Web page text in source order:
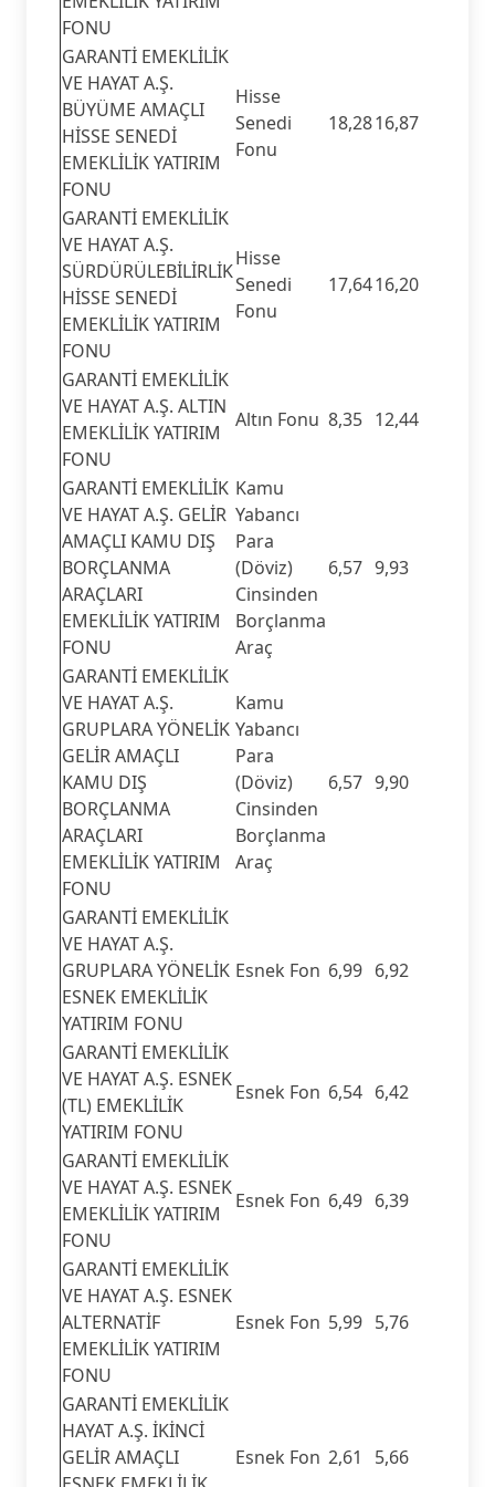
FONU
GARANTİ EMEKLİLİK
VE HAYAT A.Ş.
BÜYÜME AMAÇLI
HİSSE SENEDİ
EMEKLİLİK YATIRIM
FONU
Hisse
Senedi
Fonu
18,2816,87
GARANTİ EMEKLİLİK
VE HAYAT A.Ş.
SÜRDÜRÜLEBİLİRLİK
HİSSE SENEDİ
EMEKLİLİK YATIRIM
FONU
Hisse
Senedi
Fonu
17,6416,20
GARANTİ EMEKLİLİK
VE HAYAT A.Ş. ALTIN
EMEKLİLİK YATIRIM
FONU
Altın Fonu 8,35 12,44
GARANTİ EMEKLİLİK
VE HAYAT A.Ş. GELİR
AMAÇLI KAMU DIŞ
BORÇLANMA
ARAÇLARI
EMEKLİLİK YATIRIM
FONU
Kamu
Yabancı
Para
(Döviz)
Cinsinden
Borçlanma
Araç
6,57 9,93
GARANTİ EMEKLİLİK
VE HAYAT A.Ş.
GRUPLARA YÖNELİK
GELİR AMAÇLI
KAMU DIŞ
BORÇLANMA
ARAÇLARI
EMEKLİLİK YATIRIM
FONU
Kamu
Yabancı
Para
(Döviz)
Cinsinden
Borçlanma
Araç
6,57 9,90
GARANTİ EMEKLİLİK
VE HAYAT A.Ş.
GRUPLARA YÖNELİK
ESNEK EMEKLİLİK
YATIRIM FONU
Esnek Fon 6,99 6,92
GARANTİ EMEKLİLİK
VE HAYAT A.Ş. ESNEK
(TL) EMEKLİLİK
YATIRIM FONU
Esnek Fon 6,54 6,42
GARANTİ EMEKLİLİK
VE HAYAT A.Ş. ESNEK
EMEKLİLİK YATIRIM
FONU
Esnek Fon 6,49 6,39
GARANTİ EMEKLİLİK
VE HAYAT A.Ş. ESNEK
ALTERNATİF
EMEKLİLİK YATIRIM
FONU
Esnek Fon 5,99 5,76
GARANTİ EMEKLİLİK
HAYAT A.Ş. İKİNCİ
GELİR AMAÇLI
Esnek Fon 2,61 5,66